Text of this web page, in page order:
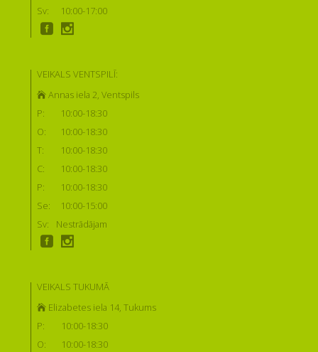
Sv:
10:00-17:00
VEIKALS VENTSPILĪ:
Annas iela 2, Ventspils
P:
10:00-18:30
O:
10:00-18:30
T:
10:00-18:30
C:
10:00-18:30
P:
10:00-18:30
Se:
10:00-15:00
Sv:
Nestrādājam
VEIKALS TUKUMĀ
Elizabetes iela 14, Tukums
P:
10:00-18:30
O:
10:00-18:30